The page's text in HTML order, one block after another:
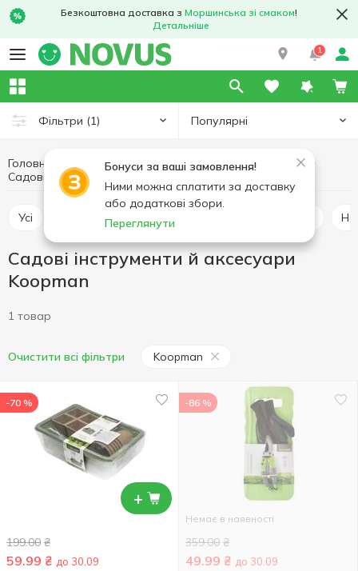
Безкоштовна доставка з Моршинська зі смаком!
Детальніше
1
Фільтри (1) Популярні
Бонуси за ваші замовлення!
Ними можна сплатити за доставку
або додаткові збори.
Переглянути
Головна Хобі та відпочинок Дача, сад та город
Садові інструменти й аксесуари
Усі Насіння та цибулини квітів
Садові інструменти й аксесуари
Koopman
1 товар
Очистити всі фільтри Koopman
+
-70 %
199.00 ₴
59.99 ₴ до 30.09
-86 %
Немає в наявності
359.00 ₴
49.99 ₴ до 30.09